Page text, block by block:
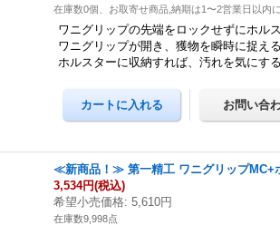
在庫数0個、お取寄せ商品,納期は1〜2営業日以内
ワニグリップの先端をロックせずにホル
ワニグリップが開き、獲物を瞬時に捉え
ホルスターに収納すれば、汚れを気にす
≪新商品！≫ 第一精工 ワニグリップMC+
3,534円(税込)
希望小売価格: 5,610円
在庫数9,998点